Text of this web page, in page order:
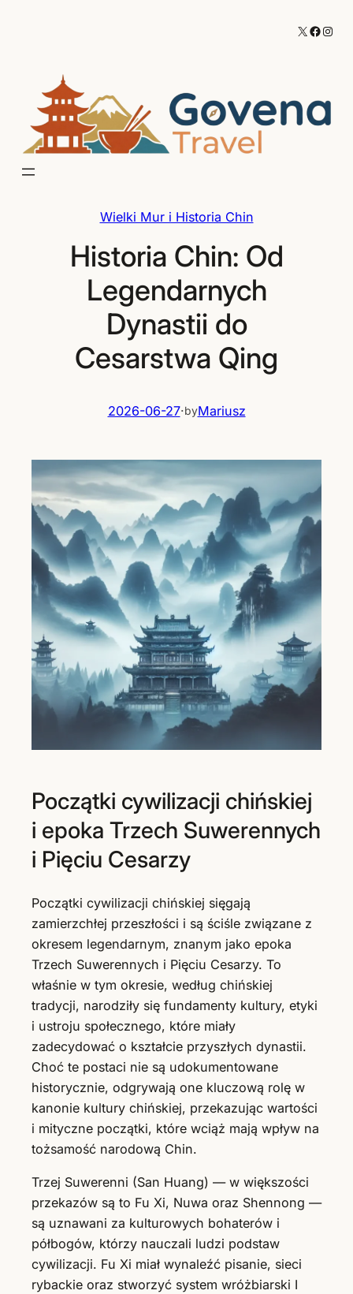
X
Wielki Mur i Historia Chin
Historia Chin: Od
Legendarnych
Dynastii do
Cesarstwa Qing
2026-06-27·byMariusz
Początki cywilizacji chińskiej
i epoka Trzech Suwerennych
i Pięciu Cesarzy
Początki cywilizacji chińskiej sięgają
zamierzchłej przeszłości i są ściśle związane z
okresem legendarnym, znanym jako epoka
Trzech Suwerennych i Pięciu Cesarzy. To
właśnie w tym okresie, według chińskiej
tradycji, narodziły się fundamenty kultury, etyki
i ustroju społecznego, które miały
zadecydować o kształcie przyszłych dynastii.
Choć te postaci nie są udokumentowane
historycznie, odgrywają one kluczową rolę w
kanonie kultury chińskiej, przekazując wartości
i mityczne początki, które wciąż mają wpływ na
tożsamość narodową Chin.
Trzej Suwerenni (San Huang) — w większości
przekazów są to Fu Xi, Nuwa oraz Shennong —
są uznawani za kulturowych bohaterów i
półbogów, którzy nauczali ludzi podstaw
cywilizacji. Fu Xi miał wynaleźć pisanie, sieci
rybackie oraz stworzyć system wróżbiarski I